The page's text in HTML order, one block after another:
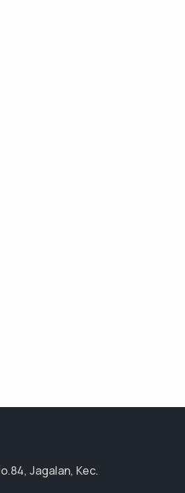
Jagalan, Kec.